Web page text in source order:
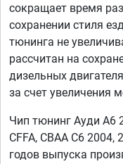
сокращает время
сохранении стиля
тюнинга не
рассчитан на
дизельных
за счет увеличения
Чип тюнинг Ауди А6
CFFA, CBAA C6
годов выпуска